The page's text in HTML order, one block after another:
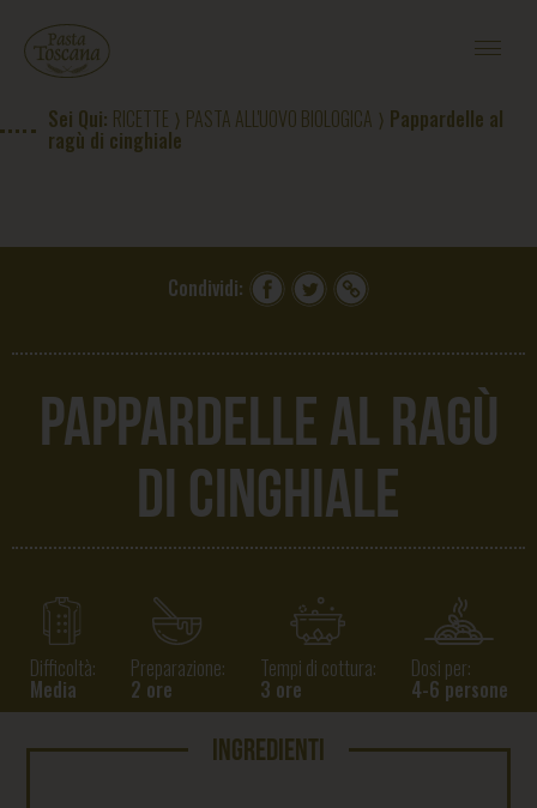
MAGAZINE
Sei Qui: RICETTE ⟩ PASTA ALL'UOVO BIOLOGICA ⟩ Pappardelle al
ragù di cinghiale
Condividi:
Pappardelle al ragù
di cinghiale
Difficoltà:
Media
Preparazione:
2 ore
Tempi di cottura:
3 ore
Dosi per:
4-6 persone
INGREDIENTI